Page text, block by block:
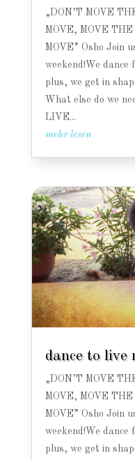
„DON’T MOVE
MOVE, MOVE
MOVE” Osho Join
weekend!We dance
plus, we get in
What else do we
LIVE...
mehr lesen
dance to live
„DON’T MOVE
MOVE, MOVE
MOVE” Osho Join
weekend!We dance
plus, we get in